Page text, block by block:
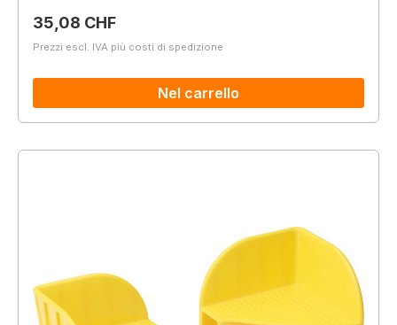
Prezzo normale:
35,08 CHF
Prezzi escl. IVA più costi di spedizione
Nel carrello